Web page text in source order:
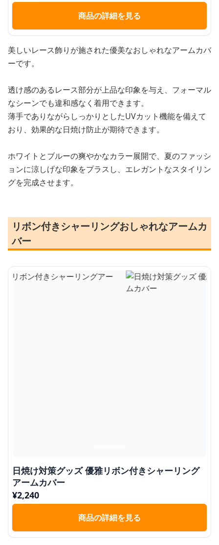
商品の詳細を見る
美しいレース飾りが施された優美なおしゃれなアームカバ
ーです。
透け感のあるレース部分が上品な印象を与え、フォーマル
なシーンでも違和感なく着用できます。
薄手でありながらしっかりとしたUVカット機能を備えて
おり、効果的な日焼け防止が期待できます。
ホワイトとブルーの爽やかなカラー展開で、夏のファッシ
ョンに涼しげな印象をプラスし、エレガントなスタイリン
グを完成させます。
リボン付きシャーリングおしゃれなアームカ
バー
日焼け対策グッズ 優雅リボン付きシャーリング
アームカバー
¥2,240
商品の詳細を見る